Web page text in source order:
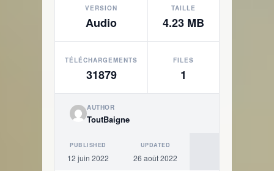
VERSION
Audio
TAILLE
4.23 MB
TÉLÉCHARGEMENTS
31879
FILES
1
AUTHOR
ToutBaigne
PUBLISHED
12 juin 2022
UPDATED
26 août 2022